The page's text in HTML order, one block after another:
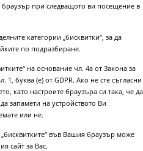
при следващото ви посещение в
категории „бисквитки“, за да
по подразбиране.
на основание чл. 4а от Закона за
1, буква (е) от GDPR. Ако не сте съгласни
като настроите браузъра си така, че да
запамети на устройството Ви
или не.
във Вашия браузър може
сайт за Вас.